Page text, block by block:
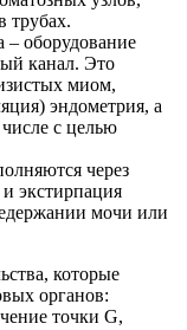
трубах.
– оборудование
канал. Это
миом,
эндометрия, а
с целью
через
экстирпация
мочи или
которые
органов:
точки G,